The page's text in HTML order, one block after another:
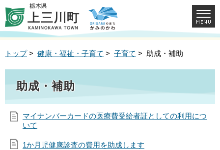
トップ> 健康・福祉・子育て > 子育て > 助成・補助
助成・補助
マイナンバーカードの医療費受給者証としての利用につ
いて
1か月児健康診査の費用を助成します